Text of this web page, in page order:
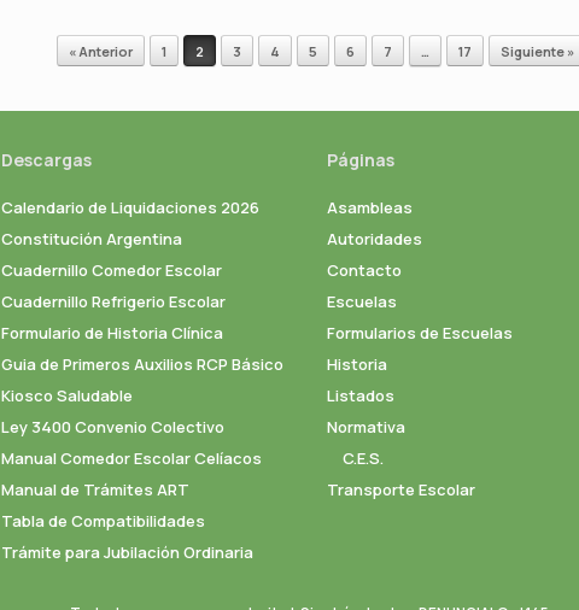
« Anterior 1 2 3 4 5 6 7 … 17 Siguiente »
Descargas
Calendario de Liquidaciones 2026
Constitución Argentina
Cuadernillo Comedor Escolar
Cuadernillo Refrigerio Escolar
Formulario de Historia Clínica
Guia de Primeros Auxilios RCP Básico
Kiosco Saludable
Ley 3400 Convenio Colectivo
Manual Comedor Escolar Celíacos
Manual de Trámites ART
Tabla de Compatibilidades
Trámite para Jubilación Ordinaria
Páginas
Asambleas
Autoridades
Contacto
Escuelas
Formularios de Escuelas
Historia
Listados
Normativa
C.E.S.
Transporte Escolar